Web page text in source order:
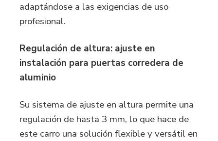
adaptándose a las exigencias de uso
profesional.
Regulación de altura: ajuste en
instalación para puertas corredera de
aluminio
Su sistema de ajuste en altura permite una
regulación de hasta 3 mm, lo que hace de
este carro una solución flexible y versátil en